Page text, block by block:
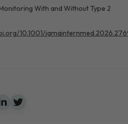
With and Without Type 2
10.1001/